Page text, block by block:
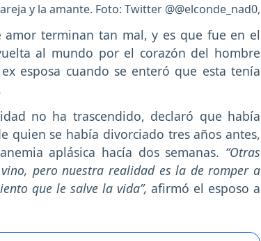
y la amante. Foto: Twitter @@elconde_nad0,
terminan tan mal, y es que fue en el
al mundo por el corazón del hombre
esposa cuando se enteró que esta tenía
no ha trascendido, declaró que había
quien se había divorciado tres años antes,
aplásica hacía dos semanas. “Otras
pero nuestra realidad es la de romper a
que le salve la vida”, afirmó el esposo a